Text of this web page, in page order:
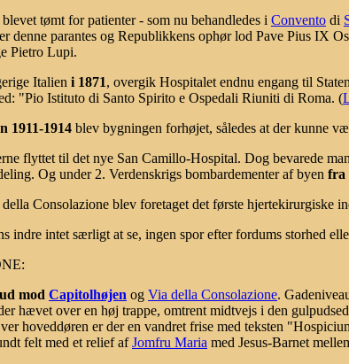
tømt for patienter - som nu behandledes i Convento di
denne parantes og Republikkens ophør lod Pave Pius IX
Pietro Lupi.
Italien i 1871, overgik Hospitalet endnu engang til
"Pio Istituto di Santo Spirito e Ospedali Riuniti di Roma. (
1911-1914 blev bygningen forhøjet, således at der kunne
flyttet til det nye San Camillo-Hospital. Dog bevarede
Og under 2. Verdenskrigs bombardementer af byen fra
Consolazione blev foretaget det første hjertekirurgiske
indre intet særligt at se, ingen spor efter fordums storhed
mod Capitolhøjen og Via della Consolazione.
hævet over en høj trappe, omtrent midtvejs i den
hoveddøren er der en vandret frise med teksten
felt med et relief afJomfru Maria med Jesus-Barnet